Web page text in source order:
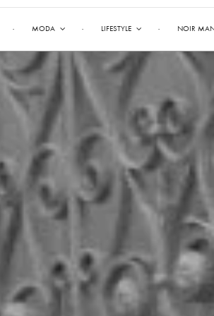
MODA LIFESTYLE NOIR